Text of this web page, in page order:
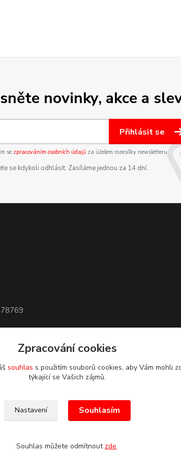
novinky, akce a
Přihlásit se
se zpracováním osobních údajůza účelem rozesílky newsletteru.
se kdykoli odhlásit. Zasíláme jednou za 14 dní.
Zpracování cookies
souhlas s použitím souborů cookies, aby Vám mohli
týkající se Vašich zájmů.
Nastavení Souhlasím
Souhlas můžete odmítnout zde.